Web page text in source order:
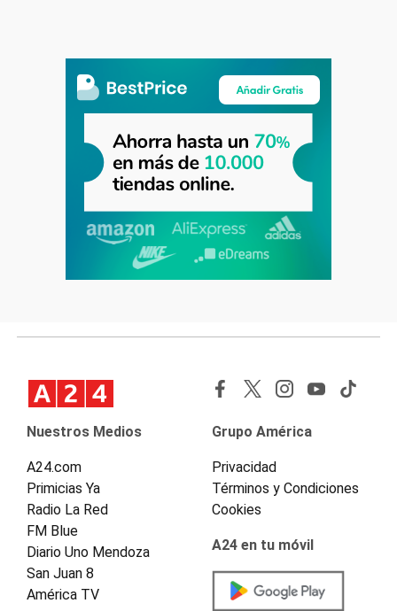
Nuestros Medios
A24.com
Primicias Ya
Radio La Red
FM Blue
Diario Uno Mendoza
San Juan 8
América TV
Grupo América
Privacidad
Términos y Condiciones
Cookies
A24 en tu móvil